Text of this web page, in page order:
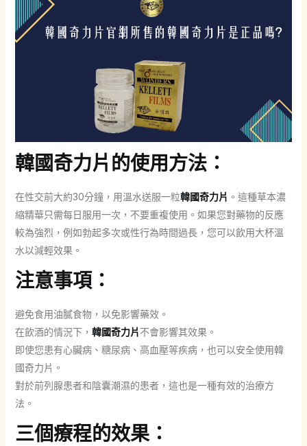
韓國奇力片的使用方法：
在性交前大約30分鐘，用溫水送服一粒韓國奇力片 。這種草本濃
縮精華只需每日服用一次，不要重複使用。如果您對藥物的反應
較為強烈，例如勃起多次或性行為時間過長，您可以飲用大杯溫
水以減輕效果。
注意事項：
避免食用油膩食物，以免影響藥效。
在飲酒的情況下， 韓國奇力片不會影響其效果。
即使您患有心臟病、糖尿病、高血壓等疾病，也可以安全使用韓
國奇力片。
對於前列腺患者和陰囊潮濕的患者，這也是一種有效的治療方
法。
三個療程的效果：